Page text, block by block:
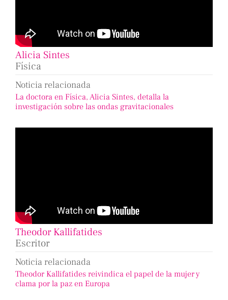
Alicia Sintes
Física
Noticia relacionada
La doctora en Física, Alicia Sintes, detalla la
investigación sobre las ondas gravitacionales
Theodor Kallifatides
Escritor
Noticia relacionada
Theodor Kallifatides reivindica el papel de la mujer y
clama por la paz en Europa